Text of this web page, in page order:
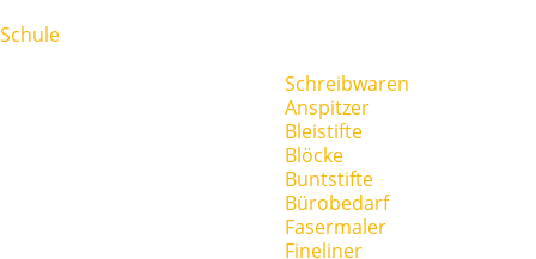
Schule
Schreibwaren
Anspitzer
Bleistifte
Blöcke
Buntstifte
Bürobedarf
Fasermaler
Fineliner